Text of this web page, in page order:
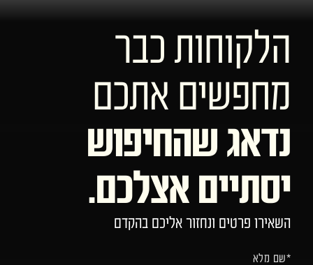
הלקוחות כבר
מחפשים אתכם
נדאג שהחיפוש
יסתיים אצלכם.
השאירו פרטים ונחזור אליכם בהקדם
*שם מלא